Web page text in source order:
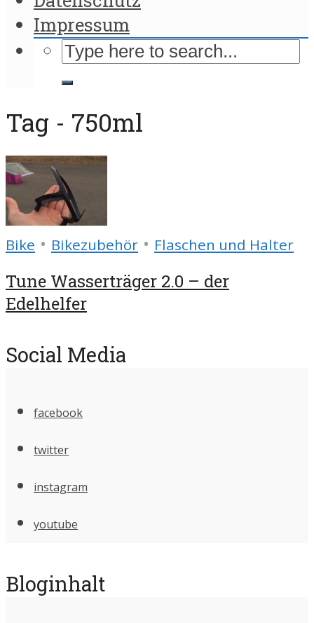
Impressum
Tag - 750ml
Bike • Bikezubehör • Flaschen und Halter
Tune Wasserträger 2.0 – der
Edelhelfer
Social Media
facebook
twitter
instagram
youtube
Bloginhalt